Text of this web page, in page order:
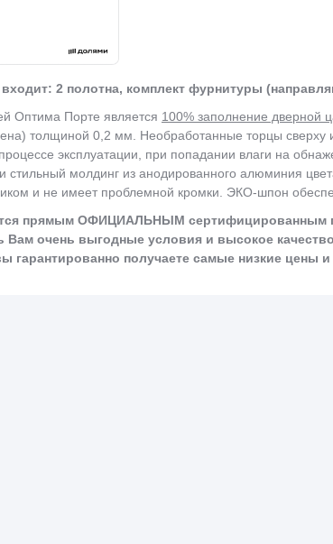
2 полотна, комплект фурнитуры
Оптима Порте является 100% заполнение дверной
толщиной 0,2 мм. Необработанные торцы сверху
эксплуатации, при попадании влаги на
молдинг из анодированного алюминия
и не имеет проблемной кромки. ЭКО-шпон
прямым ОФИЦИАЛЬНЫМ сертифицированным
очень выгодные условия и высокое
гарантированно получаете самые низкие цены